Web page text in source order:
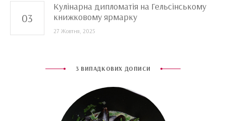
Кулінарна дипломатія на Гельсінському
книжковому ярмарку
27 Жовтня, 2025
3 ВИПАДКОВИХ ДОПИСИ